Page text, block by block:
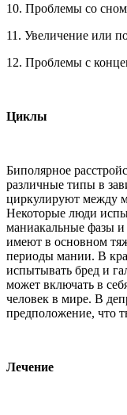
10. Проблемы со
11. Увеличение или
12. Проблемы с
Циклы
Биполярное
различные типы в
циркулируют между
Некоторые люди
маниакальные фазы
имеют в основном
периоды мании. В
испытывать бред и
может включать в
человек в мире. В
предположение, что
Лечение